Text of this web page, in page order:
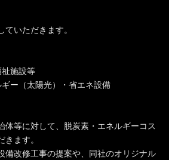
いただきます。
施設等
ー（太陽光）・省エネ設備
体等に対して、脱炭素・エネルギーコス
きます。
備改修工事の提案や、同社のオリジナル